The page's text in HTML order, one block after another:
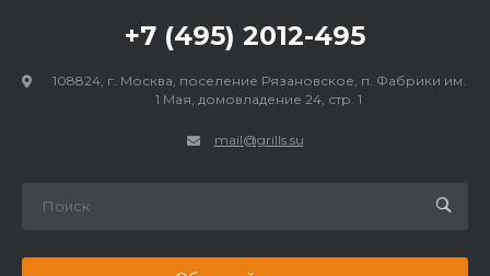
+7 (495) 2012-495
108824, г. Москва, поселение Рязановское, п. Фабрики им.
1 Мая, домовладение 24, стр. 1
mail@grills.su